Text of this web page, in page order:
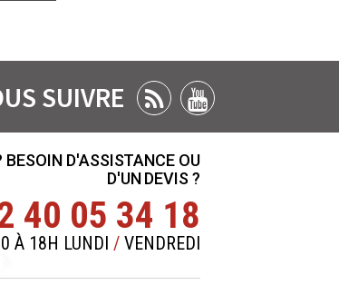
SUIVRE
BESOIN D'ASSISTANCE OU
D'UN DEVIS ?
40 05 34 18
À 18H LUNDI / VENDREDI